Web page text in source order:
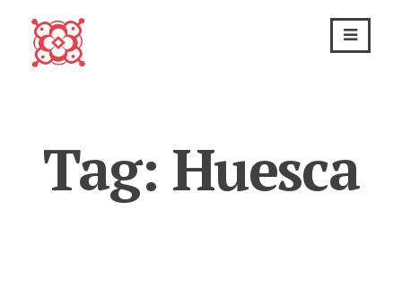
content
Tag: Huesca